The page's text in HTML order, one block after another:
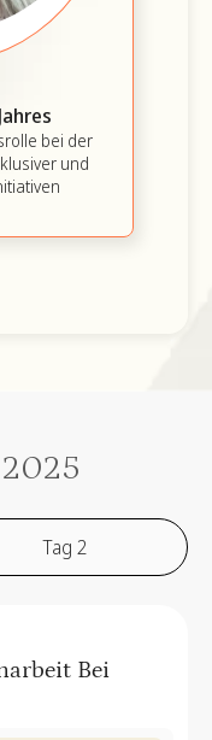
in
bei der
und
2025
Tag 2
Bei